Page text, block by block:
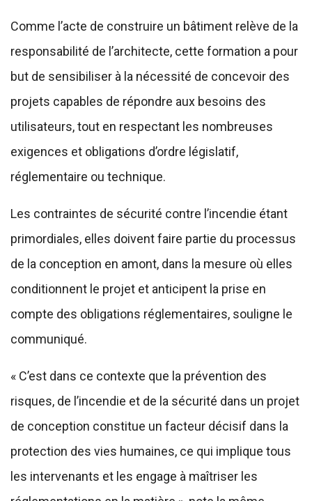
Comme l’acte de construire un bâtiment relève de la
responsabilité de l’architecte, cette formation a pour
but de sensibiliser à la nécessité de concevoir des
projets capables de répondre aux besoins des
utilisateurs, tout en respectant les nombreuses
exigences et obligations d’ordre législatif,
réglementaire ou technique.
Les contraintes de sécurité contre l’incendie étant
primordiales, elles doivent faire partie du processus
de la conception en amont, dans la mesure où elles
conditionnent le projet et anticipent la prise en
compte des obligations réglementaires, souligne le
communiqué.
« C’est dans ce contexte que la prévention des
risques, de l’incendie et de la sécurité dans un projet
de conception constitue un facteur décisif dans la
protection des vies humaines, ce qui implique tous
les intervenants et les engage à maîtriser les